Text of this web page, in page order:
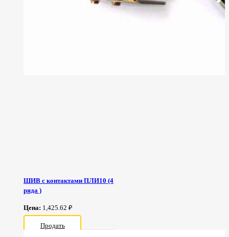
ШИВ с контактами ПЛИ10 (4
ряда )
Цена: 1,425.62 ₽
Продать